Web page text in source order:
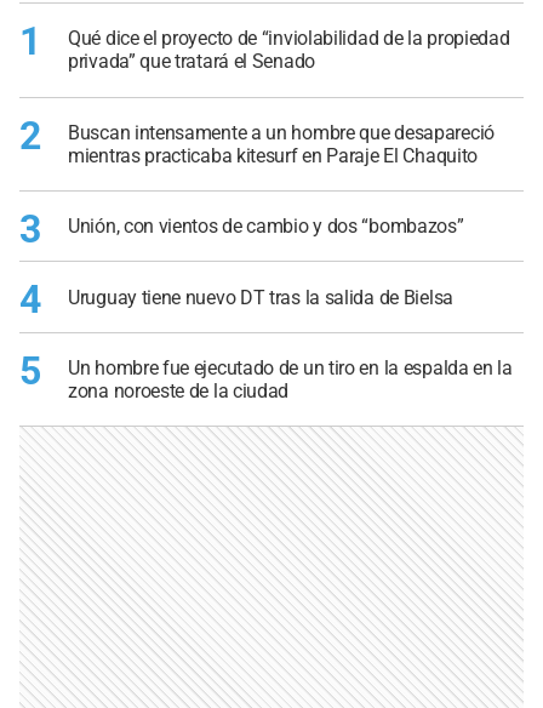
1
Qué dice el proyecto de “inviolabilidad de la propiedad
privada” que tratará el Senado
2
Buscan intensamente a un hombre que desapareció
mientras practicaba kitesurf en Paraje El Chaquito
3 Unión, con vientos de cambio y dos “bombazos”
4 Uruguay tiene nuevo DT tras la salida de Bielsa
5
Un hombre fue ejecutado de un tiro en la espalda en la
zona noroeste de la ciudad